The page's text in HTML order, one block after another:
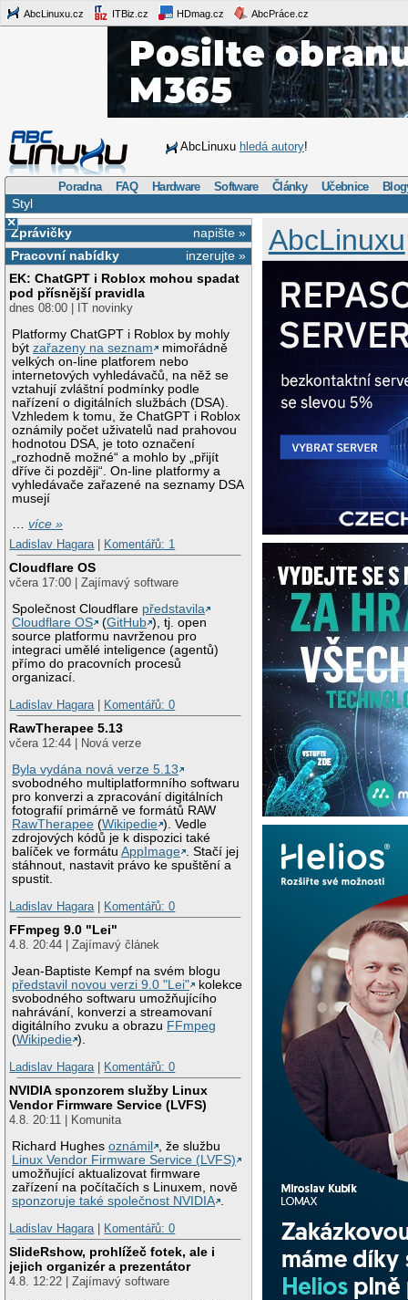
AbcLinuxu.cz ITBiz.cz HDmag.cz AbcPráce.cz
AbcLinuxu hledá autory!
Poradna FAQ Hardware Software Články Učebnice
Styl
×
napište »
Zprávičky
inzerujte »
Pracovní nabídky
EK: ChatGPT i Roblox mohou spadat
pod přísnější pravidla
dnes 08:00 | IT novinky
Platformy ChatGPT i Roblox by mohly
býtzařazeny na seznam
mimořádně
velkých on-line platforem nebo
internetových vyhledávačů, na něž se
vztahují zvláštní podmínky podle
nařízení o digitálních službách (DSA).
Vzhledem k tomu, že ChatGPT i Roblox
oznámily počet uživatelů nad prahovou
hodnotou DSA, je toto označení
„rozhodně možné“ a mohlo by „přijít
dříve či později“. On-line platformy a
vyhledávače zařazené na seznamy DSA
musejí
…více »
Ladislav Hagara
Komentářů: 1
Cloudflare OS
včera 17:00 | Zajímavý software
Společnost Cloudflare představila
Cloudflare OS
(GitHub ), tj. open
source platformu navrženou pro
integraci umělé inteligence (agentů)
přímo do pracovních procesů
organizací.
Ladislav Hagara
Komentářů: 0
RawTherapee 5.13
včera 12:44 | Nová verze
Byla vydána nová verze 5.13
svobodného multiplatformního softwaru
pro konverzi a zpracování digitálních
fotografií primárně ve formátů RAW
RawTherapee (Wikipedie ). Vedle
zdrojových kódů je k dispozici také
balíček ve formátuAppImage . Stačí jej
stáhnout, nastavit právo ke spuštění a
spustit.
Ladislav Hagara
Komentářů: 0
FFmpeg 9.0 "Lei"
4.8. 20:44 | Zajímavý článek
Jean-Baptiste Kempf na svém blogu
představil novou verzi 9.0 "Lei"
kolekce
svobodného softwaru umožňujícího
nahrávání, konverzi a streamovaní
digitálního zvuku a obrazu FFmpeg
(Wikipedie ).
Ladislav Hagara
Komentářů: 0
NVIDIA sponzorem služby Linux
Vendor Firmware Service (LVFS)
4.8. 20:11 | Komunita
Richard Hughesoznámil
, že službu
Linux Vendor Firmware Service (LVFS)
umožňující aktualizovat firmware
zařízení na počítačích s Linuxem, nově
sponzoruje také společnost NVIDIA .
Ladislav Hagara | Komentářů: 0
SlideRshow, prohlížeč fotek, ale i
jejich organizér a prezentátor
4.8. 12:22 | Zajímavý software
AbcLinuxu